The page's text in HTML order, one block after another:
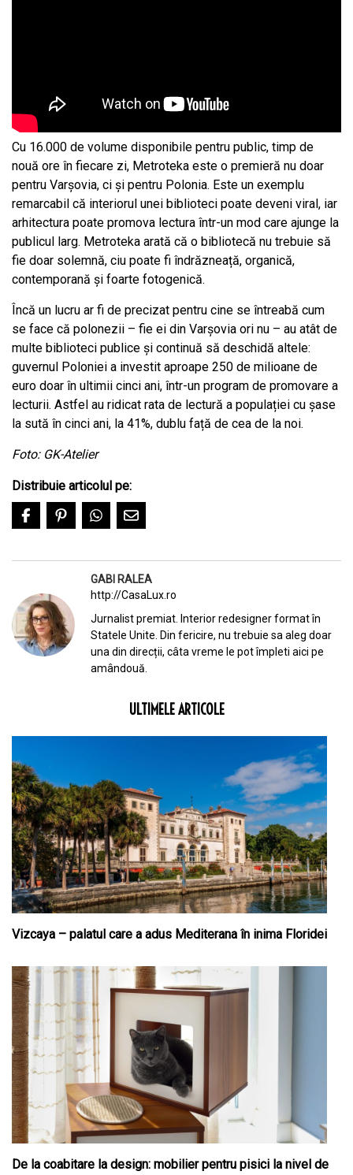
Cu 16.000 de volume disponibile pentru public, timp de
nouă ore în fiecare zi, Metroteka este o premieră nu doar
pentru Varșovia, ci și pentru Polonia. Este un exemplu
remarcabil că interiorul unei biblioteci poate deveni viral, iar
arhitectura poate promova lectura într-un mod care ajunge la
publicul larg. Metroteka arată că o bibliotecă nu trebuie să
fie doar solemnă, ciu poate fi îndrăzneață, organică,
contemporană și foarte fotogenică.
Încă un lucru ar fi de precizat pentru cine se întreabă cum
se face că polonezii – fie ei din Varșovia ori nu – au atât de
multe biblioteci publice și continuă să deschidă altele:
guvernul Poloniei a investit aproape 250 de milioane de
euro doar în ultimii cinci ani, într-un program de promovare a
lecturii. Astfel au ridicat rata de lectură a populației cu șase
la sută în cinci ani, la 41%, dublu față de cea de la noi.
Foto: GK-Atelier
Distribuie articolul pe:
GABI RALEA
http://CasaLux.ro
Jurnalist premiat. Interior redesigner format în
Statele Unite. Din fericire, nu trebuie sa aleg doar
una din direcții, câta vreme le pot împleti aici pe
amândouă.
ULTIMELE ARTICOLE
Vizcaya – palatul care a adus Mediterana în inima Floridei
De la coabitare la design: mobilier pentru pisici la nivel de